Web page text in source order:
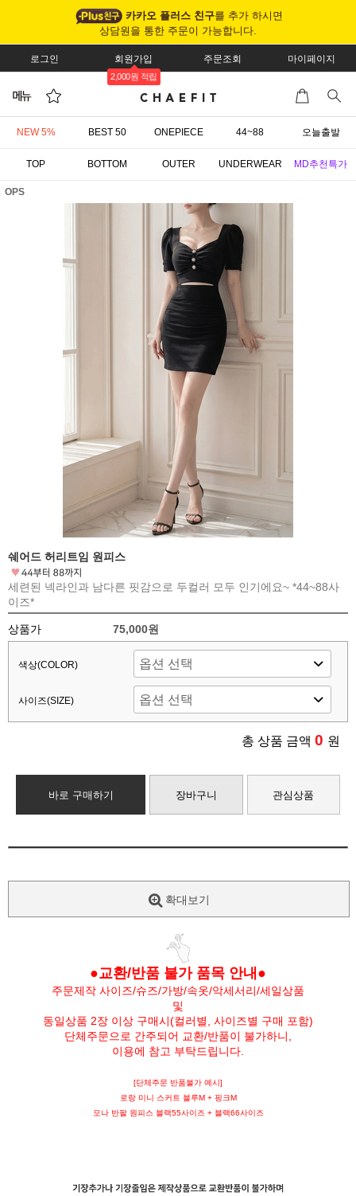
카카오 플러스 친구를 추가 하시면
상담원을 통한 주문이 가능합니다.
로그인 회원가입
2,000원 적립
주문조회 마이페이지
NEW 5% BEST 50 ONEPIECE 44~88 오늘출발
TOP BOTTOM OUTER UNDERWEAR MD추천특가
OPS
쉐어드 허리트임 원피스
세련된 넥라인과 남다른 핏감으로 두컬러 모두 인기에요~ *44~88사
이즈*
상품가 75,000원
색상(COLOR)
사이즈(SIZE)
총 상품 금액 0 원
바로 구매하기 장바구니 관심상품
확대보기
●교환/반품 불가 품목 안내●
주문제작 사이즈/슈즈/가방/속옷/악세서리/세일상품
및
동일상품 2장 이상 구매시(컬러별, 사이즈별 구매 포함)
단체주문으로 간주되어 교환/반품이 불가하니,
이용에 참고 부탁드립니다.
[단체주문 반품불가 예시]
로랑 미니 스커트 블루M + 핑크M
모나 반팔 원피스 블랙55사이즈 + 블랙66사이즈